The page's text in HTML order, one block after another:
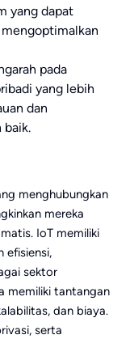
yang dapat
pada
yang lebih
dan
baik.
menghubungkan
mereka
IoT memiliki
efisiensi,
sektor
memiliki tantangan
dan biaya.
serta